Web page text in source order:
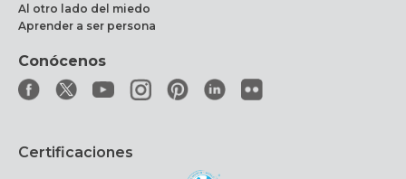
Al otro lado del miedo
Aprender a ser persona
Conócenos
Certificaciones